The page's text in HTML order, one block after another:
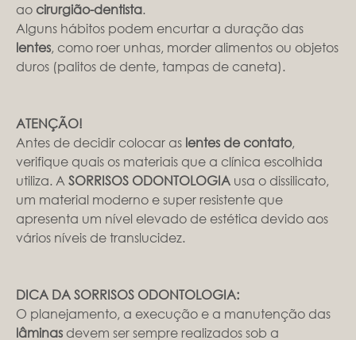
ao cirurgião-dentista.
Alguns hábitos podem encurtar a duração das
lentes, como roer unhas, morder alimentos ou objetos
duros (palitos de dente, tampas de caneta).
ATENÇÃO!
Antes de decidir colocar as lentes de contato,
verifique quais os materiais que a clínica escolhida
utiliza. A SORRISOS ODONTOLOGIA usa o dissilicato,
um material moderno e super resistente que
apresenta um nível elevado de estética devido aos
vários níveis de translucidez.
DICA DA SORRISOS ODONTOLOGIA:
O planejamento, a execução e a manutenção das
lâminas devem ser sempre realizados sob a